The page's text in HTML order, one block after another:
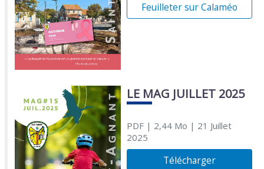
Feuilleter sur Calaméo
LE MAG JUILLET 2025
PDF| 2,44 Mo | 21 Juillet
2025
Télécharger